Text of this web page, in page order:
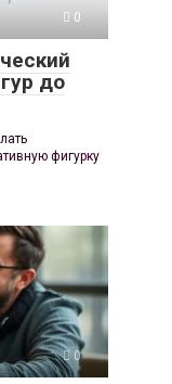
0
до
фигурку
0